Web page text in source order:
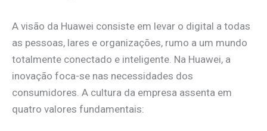
A visão da Huawei consiste em levar o digital a todas
as pessoas, lares e organizações, rumo a um mundo
totalmente conectado e inteligente. Na Huawei, a
inovação foca-se nas necessidades dos
consumidores. A cultura da empresa assenta em
quatro valores fundamentais: